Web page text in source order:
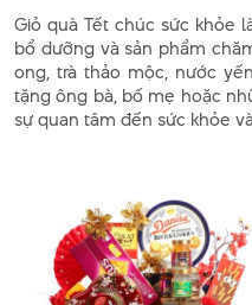
Giỏ quà Tết chúc sức khỏe
bổ dưỡng và sản phẩm
ong, trà thảo mộc, nước
tặng ông bà, bố mẹ hoặc
sự quan tâm đến sức khỏe